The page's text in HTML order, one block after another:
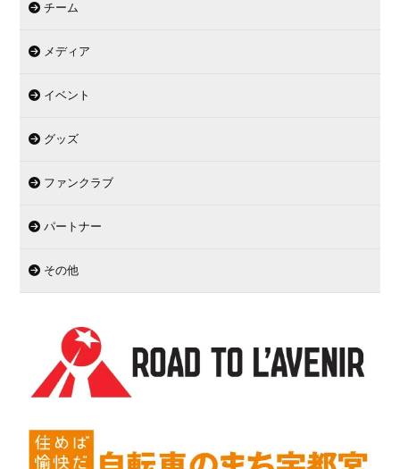
チーム
メディア
イベント
グッズ
ファンクラブ
パートナー
その他